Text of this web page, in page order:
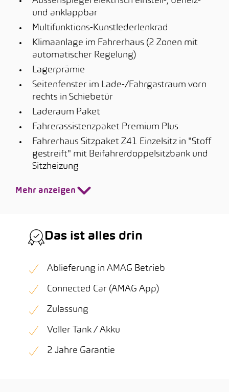
und anklappbar
Multifunktions-Kunstlederlenkrad
Klimaanlage im Fahrerhaus (2 Zonen mit
automatischer Regelung)
Lagerprämie
Seitenfenster im Lade-/Fahrgastraum vorn
rechts in Schiebetür
Laderaum Paket
Fahrerassistenzpaket Premium Plus
Fahrerhaus Sitzpaket Z41 Einzelsitz in "Stoff
gestreift" mit Beifahrerdoppelsitzbank und
Sitzheizung
Mehr anzeigen
Das ist alles drin
Ablieferung in AMAG Betrieb
Connected Car (AMAG App)
Zulassung
Voller Tank / Akku
2 Jahre Garantie